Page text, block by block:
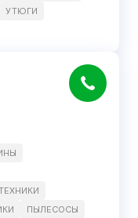
УТЮГИ
ПЫЛЕСОСЫ